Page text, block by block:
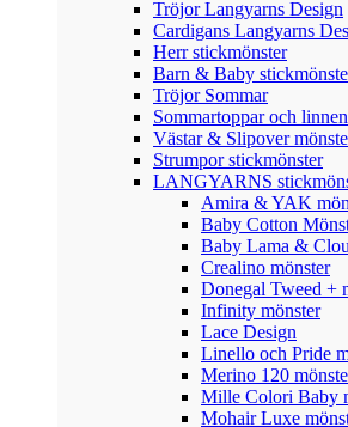
Tröjor Langyarns Design
Cardigans Langyarns
Herr stickmönster
Barn & Baby
Tröjor Sommar
Sommartoppar och
Västar & Slipover
Strumpor stickmönster
LANGYARNS
Amira & YAK
Baby Cotton
Baby Lama &
Crealino mönster
Donegal Tweed +
Infinity mönster
Lace Design
Linello och Pride
Merino 120
Mille Colori Baby
Mohair Luxe